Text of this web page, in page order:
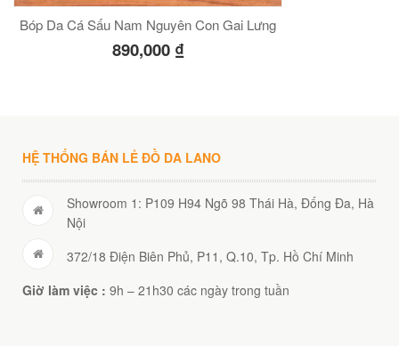
Bóp Da Cá Sấu Nam Nguyên Con Gai Lưng
890,000 ₫
HỆ THỐNG BÁN LẺ ĐỒ DA LANO
Showroom 1: P109 H94 Ngõ 98 Thái Hà, Đống Đa, Hà
Nội
372/18 Điện Biên Phủ, P11, Q.10, Tp. Hồ Chí Minh
Giờ làm việc : 9h – 21h30 các ngày trong tuần